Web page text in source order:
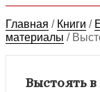
Главная / Книги /
материалы /
Выстоять